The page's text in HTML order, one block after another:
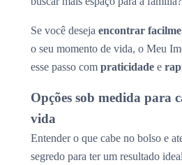
Se você deseja encontrar
o seu momento de vida, o Meu
esse passo com praticidade e
Opções sob medida para
vida
Entender o que cabe no bolso e
segredo para ter um resultado